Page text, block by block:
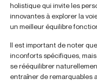
holistique qui invite les
innovantes à explorer la
un meilleur équilibre
Il est important de noter
inconforts spécifiques,
se rééquilibrer
entraîner de remarquables